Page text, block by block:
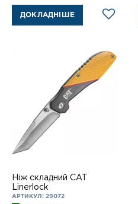
ДОКЛАДНІШЕ
Ніж складний CAT
Linerlock
АРТИКУЛ: 29072